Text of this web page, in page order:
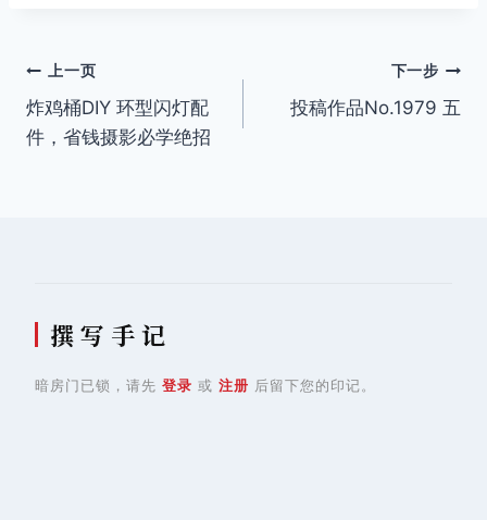
文
章
上一页
炸鸡桶DIY 环型闪灯配
件，省钱摄影必学绝招
下一步
投稿作品No.1979 五
撰 写 手 记
暗房门已锁，请先 登录 或 注册 后留下您的印记。